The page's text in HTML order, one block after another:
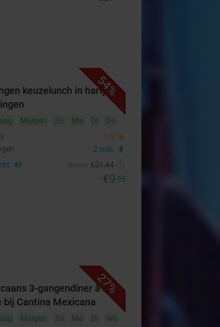
54%
keuzelunch in hartje
Morgen Zo Ma Di
Do
9.9 star
2 min. directions_walk
49 €21,44
€9,95
27%
3-gangendiner à la
bij Cantina Mexicana
Morgen Zo Ma Di
Wo